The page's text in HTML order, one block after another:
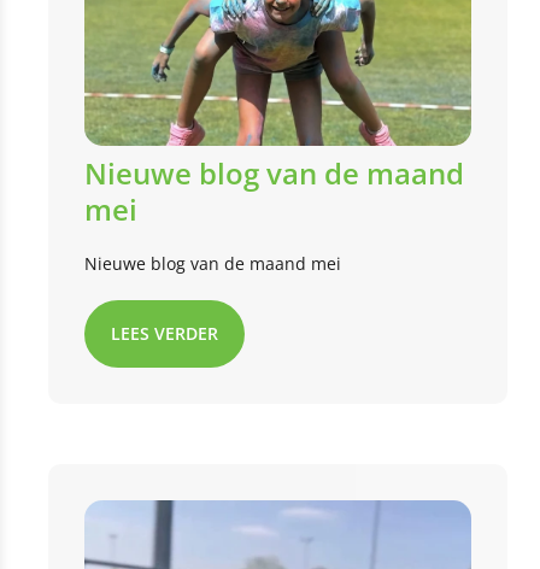
Nieuwe blog van de maand
mei
Nieuwe blog van de maand mei
LEES VERDER